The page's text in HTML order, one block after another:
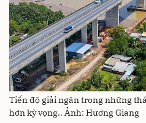
Tiến độ giải ngân trong những
hơn kỳ vọng.. Ảnh: Hương Giang